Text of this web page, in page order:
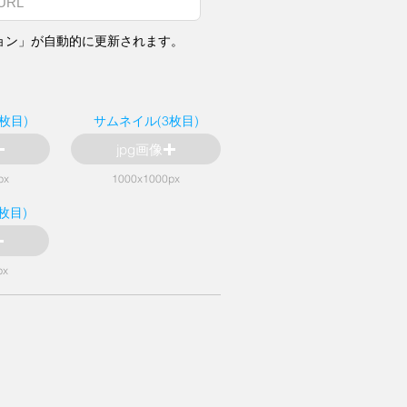
」が自動的に更新されます。
目)
目)
サムネイル(3枚目)
jpg画像
1000x1000px